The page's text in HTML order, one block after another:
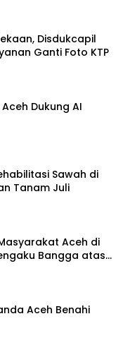
Disdukcapil
Ganti Foto KTP
Dukung AI
Sawah di
Tanam Juli
Aceh di
Bangga atas
Aceh
Aceh Benahi